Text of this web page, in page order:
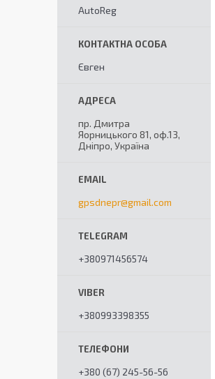
AutoReg
Євген
пр. Дмитра
Яорницького 81, оф.13,
Дніпро, Україна
gpsdnepr@gmail.com
+380971456574
+380993398355
+380 (67) 245-56-56